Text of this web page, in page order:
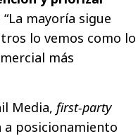
“La mayoría sigue
lo vemos como lo
más
Media, first-party
a posicionamiento